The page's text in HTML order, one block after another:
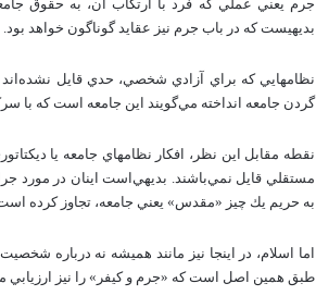
جرم‌ يعني‌ عملي‌ كه‌ فرد با ارتكاب‌ آن‌، به‌ حقوق‌
بديهيست‌ كه‌ در باب‌ جرم‌ نيز عقايد گوناگون‌ خواهد بود.
نظامهايي‌ كه‌ براي‌ آزادي‌ شخصي‌، حدي‌ قايل‌ نشده‌اند
گردن‌ جامعه‌ انداخته‌ مي‌گويند اين‌ جامعه‌ است‌ كه‌ با
نقطه‌ مقابل‌ اين‌ نظر، افكار نظامهاي‌ جامعه‌ يا
مستقلي‌ قايل‌ نمي‌باشند. بديهي‌است‌ اينان‌ در مورد
به‌ حريم‌ يك‌ چيز «مقدس‌» يعني‌ جامعه‌، تجاوز كرده‌
اما اسلام‌، در اينجا نيز مانند هميشه‌ نه‌ درباره‌
طبق‌ همين‌ اصل‌ است‌ كه‌ «جرم‌ و كيفر» را نيز ارزيابي‌